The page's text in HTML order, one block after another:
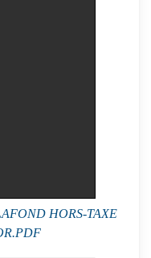
HORS-TAXE